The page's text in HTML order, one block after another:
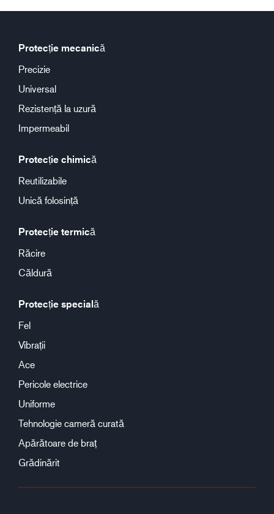
Protecție mecanică
Precizie
Universal
Rezistență la uzură
Impermeabil
Protecție chimică
Reutilizabile
Unică folosință
Protecție termică
Răcire
Căldură
Protecție specială
Fel
Vibrații
Ace
Pericole electrice
Uniforme
Tehnologie cameră curată
Apărătoare de braț
Grădinărit